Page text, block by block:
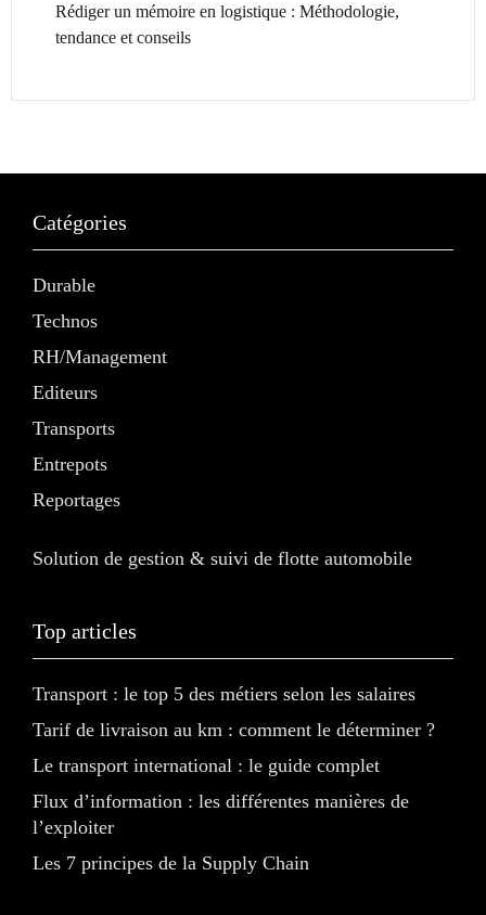
Rédiger un mémoire en logistique : Méthodologie,
tendance et conseils
Catégories
Durable
Technos
RH/Management
Editeurs
Transports
Entrepots
Reportages
Solution de gestion & suivi de flotte automobile
Top articles
Transport : le top 5 des métiers selon les salaires
Tarif de livraison au km : comment le déterminer ?
Le transport international : le guide complet
Flux d’information : les différentes manières de
l’exploiter
Les 7 principes de la Supply Chain